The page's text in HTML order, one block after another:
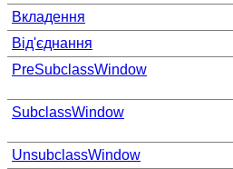
Вкладення
Від'єднання
PreSubclassWindow
SubclassWindow
UnsubclassWindow